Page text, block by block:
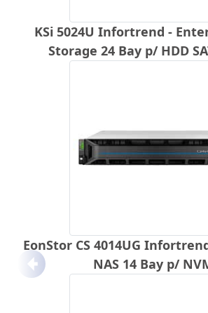
KSi 5024U Infortrend -
Storage 24 Bay p/ HDD
EonStor CS 4014UG
NAS 14 Bay p/
Anterior